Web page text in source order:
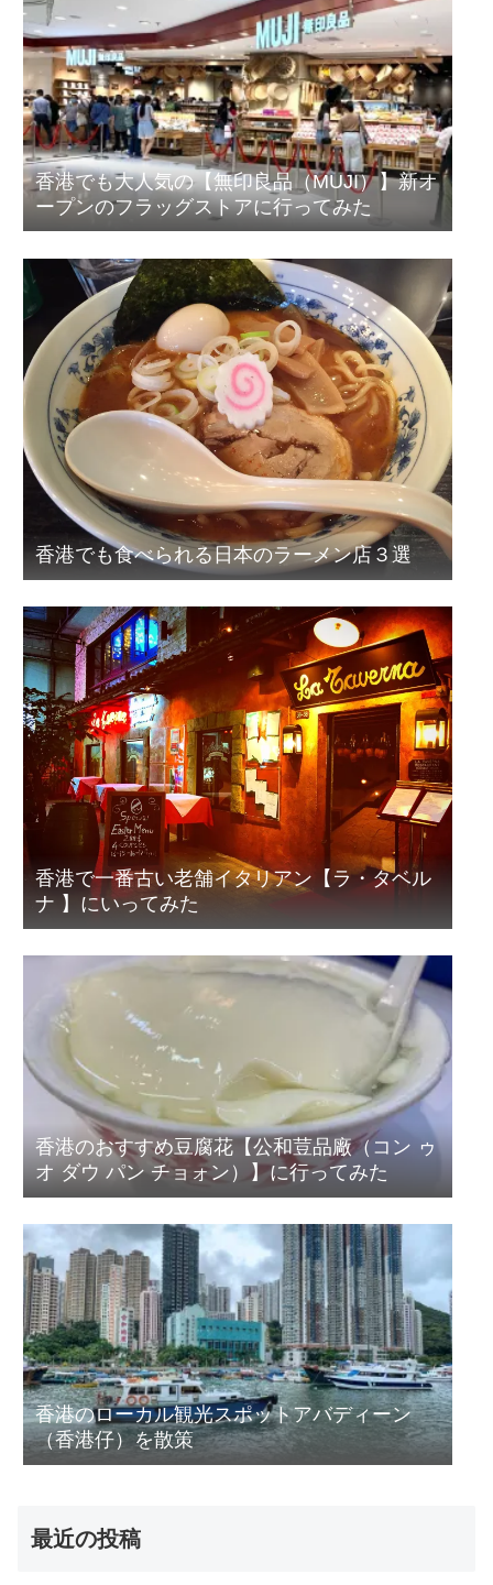
香港でも大人気の【無印良品（MUJI）】新オ
ープンのフラッグストアに行ってみた
香港でも食べられる日本のラーメン店３選
香港で一番古い老舗イタリアン【ラ・タベル
ナ 】にいってみた
香港のおすすめ豆腐花【公和荳品廠（コン ゥ
オ ダウ パン チョォン）】に行ってみた
香港のローカル観光スポットアバディーン
（香港仔）を散策
最近の投稿